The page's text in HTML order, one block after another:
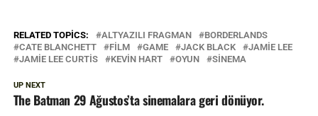
RELATED TOPICS: ALTYAZILI FRAGMAN
BORDERLANDS
CATE BLANCHETT
FILM GAME JACK BLACK
JAMIE LEE
JAMIE LEE CURTIS
KEVIN HART OYUN SINEMA
UP NEXT
The Batman 29 Ağustos’ta sinemalara geri dönüyor.